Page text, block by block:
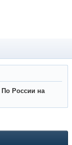
По России на